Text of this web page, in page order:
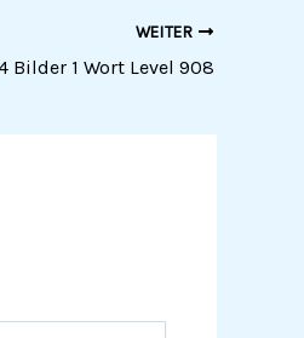
WEITER
Bilder 1 Wort Level 908